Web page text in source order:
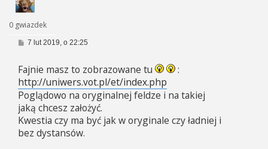
0 gwiazdek
P
t
7 lut 2019, o 22:25
Fajnie masz to zobrazowane tu
:
http://uniwers.vot.pl/et/index.php
Poglądowo na oryginalnej feldze i na takiej
jaką chcesz założyć.
Kwestia czy ma być jak w oryginale czy ładniej i
bez dystansów.